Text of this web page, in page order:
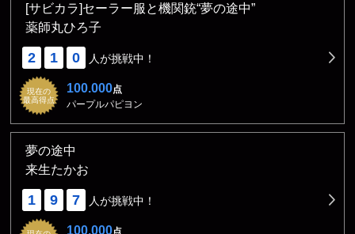
[サビカラ]セーラー服と機関銃“夢の途中”
薬師丸ひろ子
2 1 0 人が挑戦中！
現在の
最高得点
100.000点
パープルパピヨン
夢の途中
来生たかお
1 9 7 人が挑戦中！
100.000点